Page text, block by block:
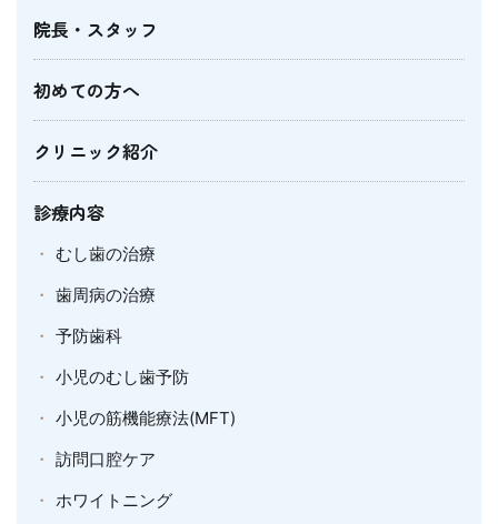
院長・スタッフ
初めての方へ
クリニック紹介
診療内容
むし歯の治療
歯周病の治療
予防歯科
小児のむし歯予防
小児の筋機能療法(MFT)
訪問口腔ケア
ホワイトニング